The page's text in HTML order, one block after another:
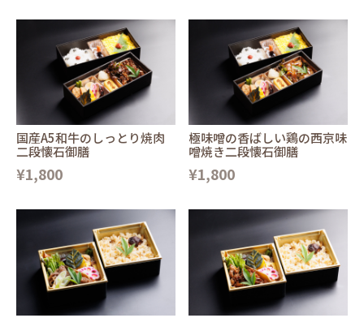
国産A5和牛のしっとり焼肉
二段懐石御膳
¥1,800
極味噌の香ばしい鶏の西京味
噌焼き二段懐石御膳
¥1,800